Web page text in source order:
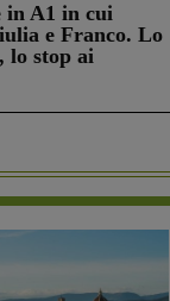
in A1 in cui
e Franco. Lo
lo stop ai